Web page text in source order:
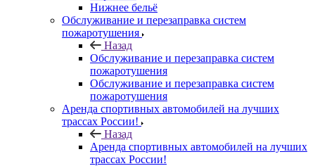
Нижнее бельё
Обслуживание и перезаправка систем
пожаротушения
Назад
Обслуживание и перезаправка систем
пожаротушения
Обслуживание и перезаправка систем
пожаротушения
Аренда спортивных автомобилей на лучших
трассах России!
Назад
Аренда спортивных автомобилей на лучших
трассах России!